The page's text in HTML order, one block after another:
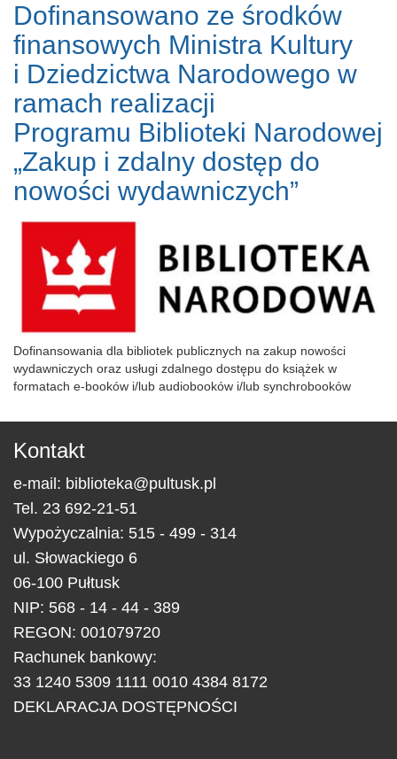
Dofinansowano ze środków
finansowych Ministra Kultury
i Dziedzictwa Narodowego w
ramach realizacji
Programu Biblioteki Narodowej
„Zakup i zdalny dostęp do
nowości wydawniczych”
Dofinansowania dla bibliotek publicznych na zakup nowości
wydawniczych oraz usługi zdalnego dostępu do książek w
formatach e-booków i/lub audiobooków i/lub synchrobooków
Kontakt
e-mail: biblioteka@pultusk.pl
Tel. 23 692-21-51
Wypożyczalnia: 515 - 499 - 314
ul. Słowackiego 6
06-100 Pułtusk
NIP: 568 - 14 - 44 - 389
REGON: 001079720
Rachunek bankowy:
33 1240 5309 1111 0010 4384 8172
DEKLARACJA DOSTĘPNOŚCI